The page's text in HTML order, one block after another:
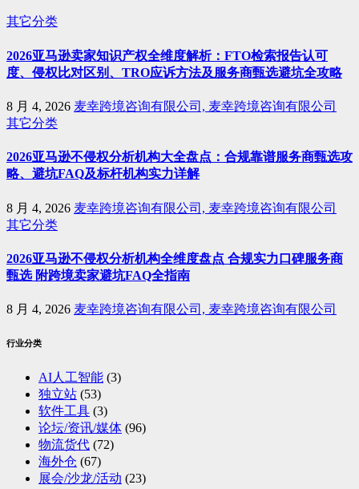
其它分类
2026亚马逊卖家知识产权全维度解析：FTO检索报告认可
度、侵权比对区别、TRO应诉方法及服务商甄选避坑全攻略
8 月 4, 2026 麦幸跨境咨询有限公司, 麦幸跨境咨询有限公司
其它分类
2026亚马逊不侵权分析机构大全盘点：合规靠谱服务商甄选攻
略、避坑FAQ及标杆机构实力详解
8 月 4, 2026 麦幸跨境咨询有限公司, 麦幸跨境咨询有限公司
其它分类
2026亚马逊不侵权分析机构全维度盘点 合规实力口碑服务商
甄选 附跨境卖家避坑FAQ全指南
8 月 4, 2026 麦幸跨境咨询有限公司, 麦幸跨境咨询有限公司
行业分类
AI人工智能 (3)
独立站 (53)
软件工具 (3)
论坛/资讯/媒体 (96)
物流货代 (72)
海外仓 (67)
展会/沙龙/活动 (23)